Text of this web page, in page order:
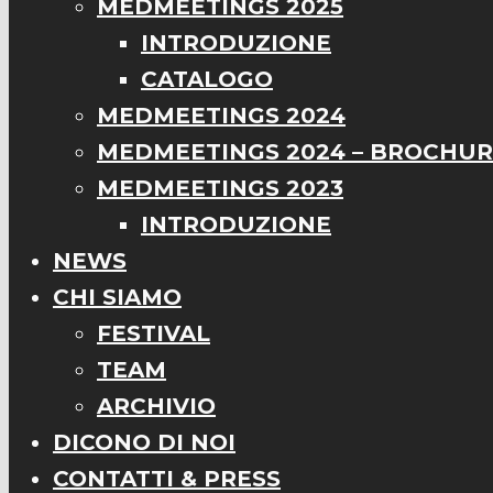
MEDMEETINGS 2025
INTRODUZIONE
CATALOGO
MEDMEETINGS 2024
MEDMEETINGS 2024 –
MEDMEETINGS 2023
INTRODUZIONE
NEWS
CHI SIAMO
FESTIVAL
TEAM
ARCHIVIO
DICONO DI NOI
CONTATTI & PRESS